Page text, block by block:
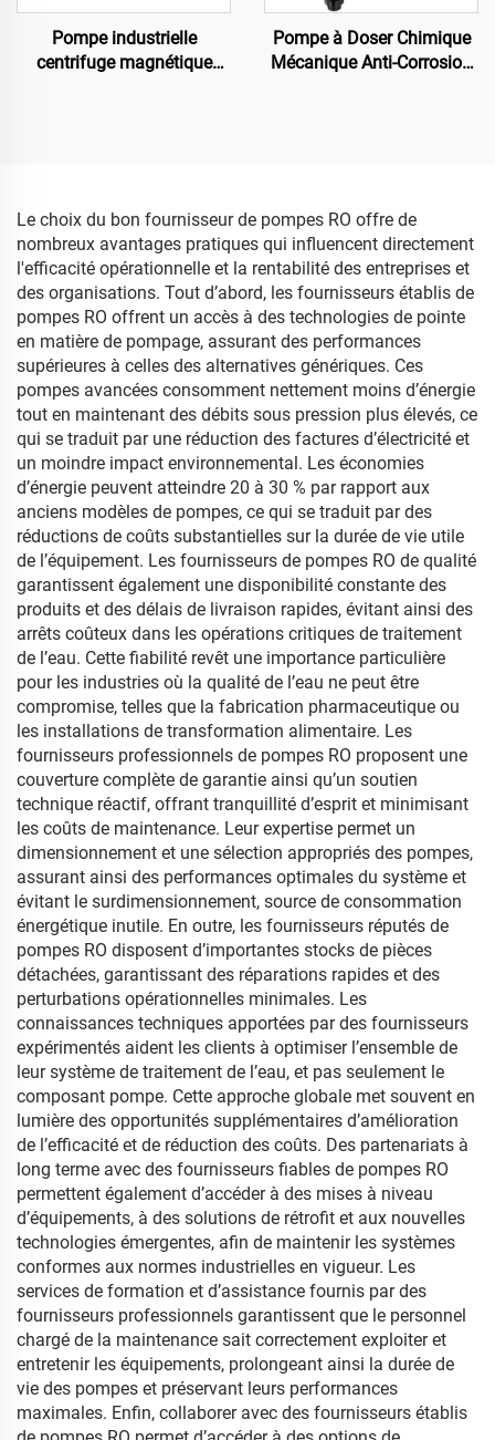
Pompe industrielle
centrifuge magnétique
Pompe à Doser Chimique
Mécanique Anti-Corrosion
Le choix du bon fournisseur de pompes RO offre de
nombreux avantages pratiques qui influencent directement
l'efficacité opérationnelle et la rentabilité des entreprises et
des organisations. Tout d’abord, les fournisseurs établis de
pompes RO offrent un accès à des technologies de pointe
en matière de pompage, assurant des performances
supérieures à celles des alternatives génériques. Ces
pompes avancées consomment nettement moins d’énergie
tout en maintenant des débits sous pression plus élevés, ce
qui se traduit par une réduction des factures d’électricité et
un moindre impact environnemental. Les économies
d’énergie peuvent atteindre 20 à 30 % par rapport aux
anciens modèles de pompes, ce qui se traduit par des
réductions de coûts substantielles sur la durée de vie utile
de l’équipement. Les fournisseurs de pompes RO de qualité
garantissent également une disponibilité constante des
produits et des délais de livraison rapides, évitant ainsi des
arrêts coûteux dans les opérations critiques de traitement
de l’eau. Cette fiabilité revêt une importance particulière
pour les industries où la qualité de l’eau ne peut être
compromise, telles que la fabrication pharmaceutique ou
les installations de transformation alimentaire. Les
fournisseurs professionnels de pompes RO proposent une
couverture complète de garantie ainsi qu’un soutien
technique réactif, offrant tranquillité d’esprit et minimisant
les coûts de maintenance. Leur expertise permet un
dimensionnement et une sélection appropriés des pompes,
assurant ainsi des performances optimales du système et
évitant le surdimensionnement, source de consommation
énergétique inutile. En outre, les fournisseurs réputés de
pompes RO disposent d’importantes stocks de pièces
détachées, garantissant des réparations rapides et des
perturbations opérationnelles minimales. Les
connaissances techniques apportées par des fournisseurs
expérimentés aident les clients à optimiser l’ensemble de
leur système de traitement de l’eau, et pas seulement le
composant pompe. Cette approche globale met souvent en
lumière des opportunités supplémentaires d’amélioration
de l’efficacité et de réduction des coûts. Des partenariats à
long terme avec des fournisseurs fiables de pompes RO
permettent également d’accéder à des mises à niveau
d’équipements, à des solutions de rétrofit et aux nouvelles
technologies émergentes, afin de maintenir les systèmes
conformes aux normes industrielles en vigueur. Les
services de formation et d’assistance fournis par des
fournisseurs professionnels garantissent que le personnel
chargé de la maintenance sait correctement exploiter et
entretenir les équipements, prolongeant ainsi la durée de
vie des pompes et préservant leurs performances
maximales. Enfin, collaborer avec des fournisseurs établis